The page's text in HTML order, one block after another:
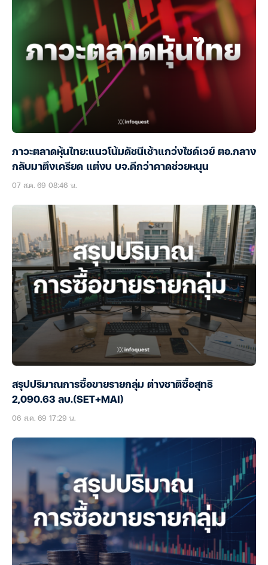
ภาวะตลาดหุ้นไทย:แนวโน้มดัชนีเช้าแกว่งไซด์เวย์ ตอ.กลาง
กลับมาตึงเครียด แต่งบ บจ.ดีกว่าคาดช่วยหนุน
07 ส.ค. 69 08:46 น.
สรุปปริมาณการซื้อขายรายกลุ่ม ต่างชาติซื้อสุทธิ
2,090.63 ลบ.(SET+MAI)
06 ส.ค. 69 17:29 น.